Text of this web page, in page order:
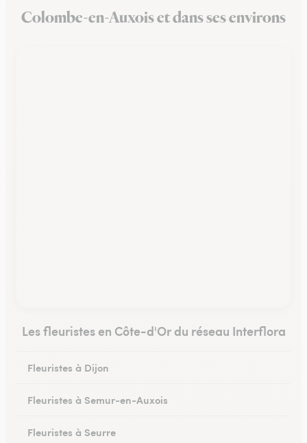
Colombe-en-Auxois et dans ses environs
Les fleuristes en Côte-d'Or du réseau Interflora
Fleuristes à Dijon
Fleuristes à Semur-en-Auxois
Fleuristes à Seurre